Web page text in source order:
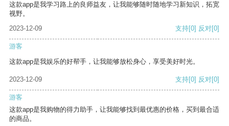
这款app是我学习路上的良师益友，让我能够随时随地学习新知识，拓宽
视野。
2023-12-09
支持[0] 反对[0]
游客
这款app是我娱乐的好帮手，让我能够放松身心，享受美好时光。
2023-12-09 支持[0] 反对[0]
游客
这款app是我购物的得力助手，让我能够找到最优惠的价格，买到最合适
的商品。